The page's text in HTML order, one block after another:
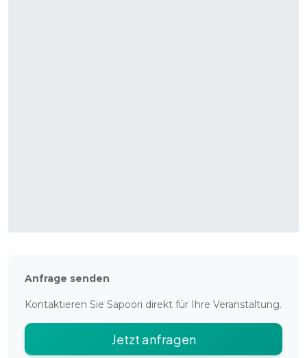
Anfrage senden
Kontaktieren Sie Sapoori direkt für Ihre Veranstaltung.
Jetzt anfragen